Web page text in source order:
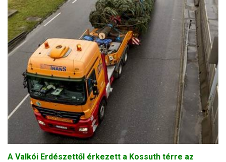
A Valkói Erdészettől érkezett a Kossuth térre az